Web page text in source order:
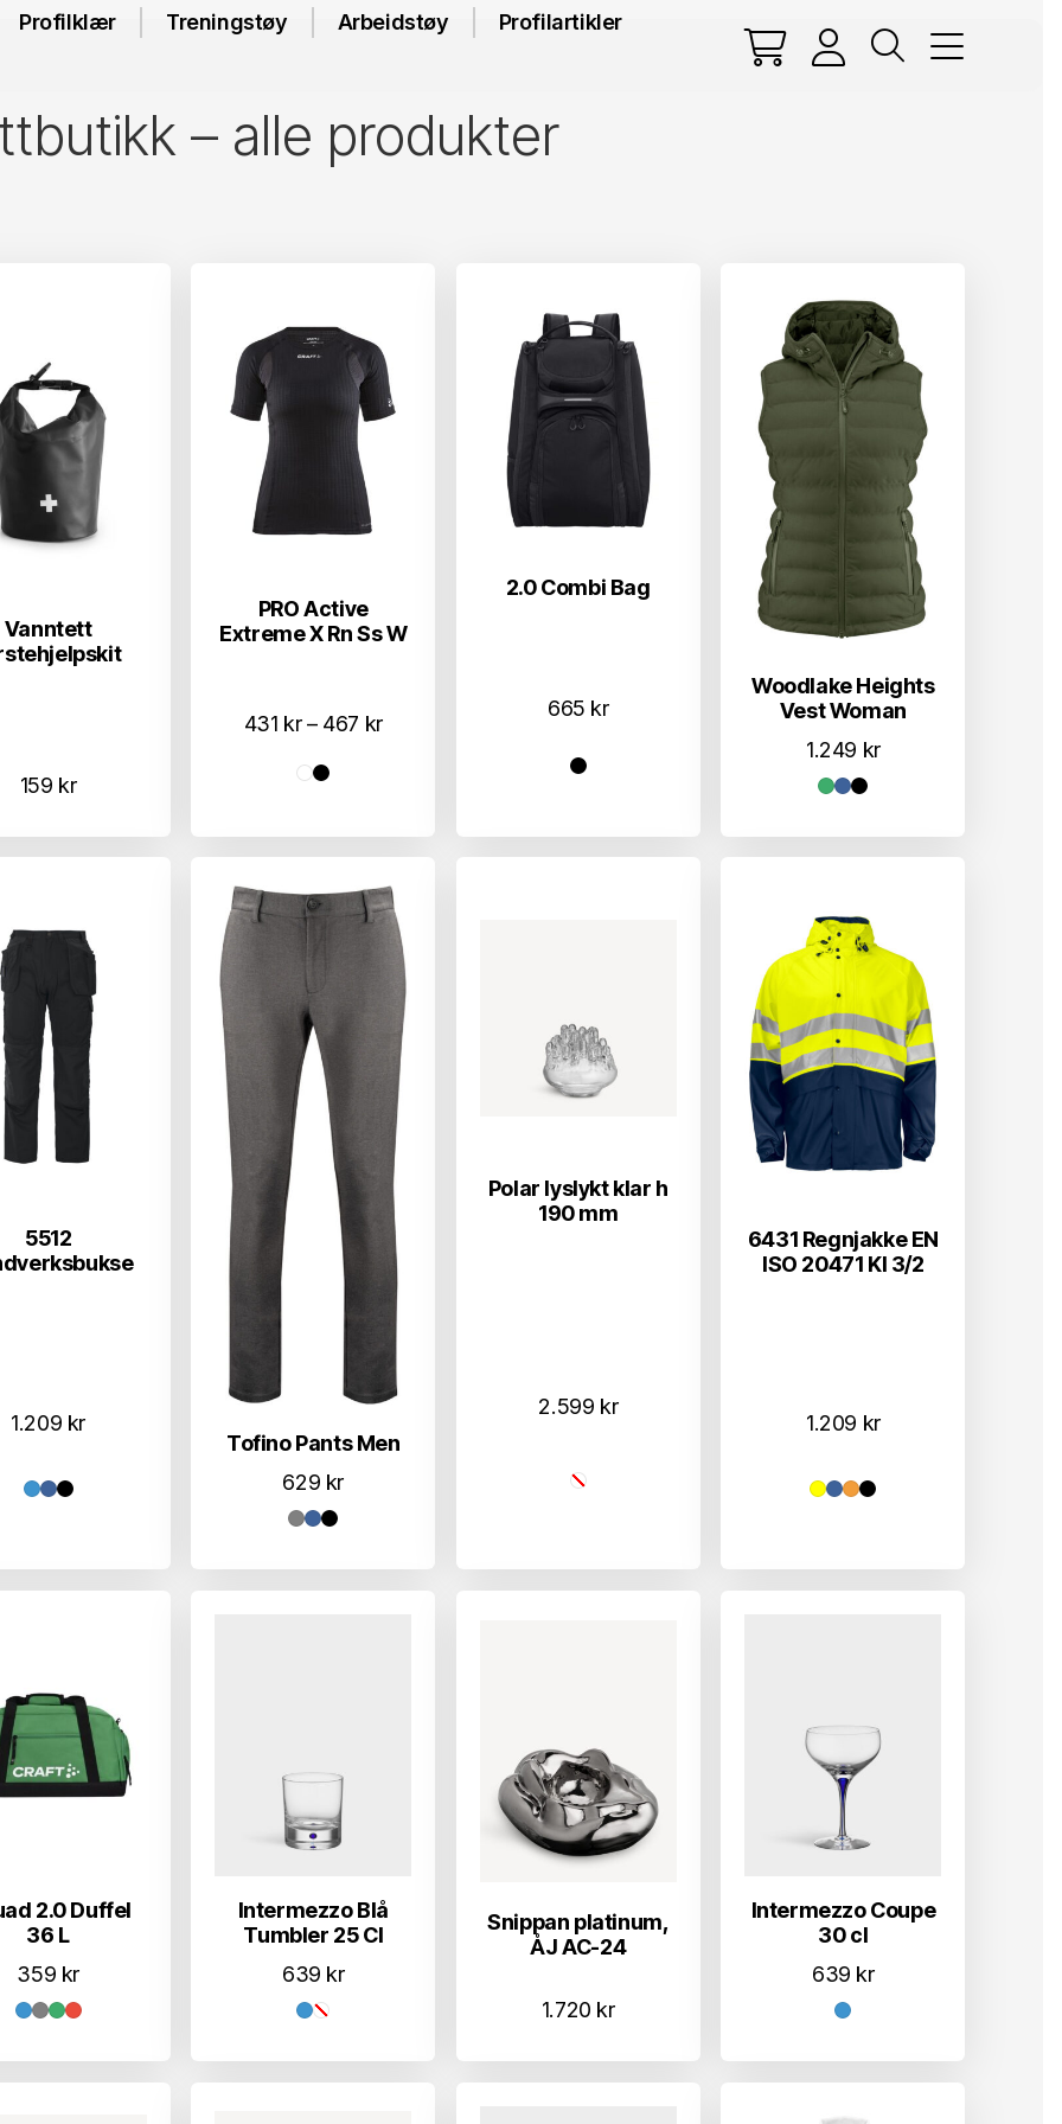
Profilklær Treningstøy Arbeidstøy Profilartikler
– alle produkter
Vanntett
159 kr
PRO Active
Extreme X Rn Ss W
431 kr – 467 krPrisområde:
2.0 Combi Bag
665 kr
Woodlake Heights
Vest Woman
1.249 kr
5512
1.209 kr
Tofino Pants Men
629 kr
Polar lyslykt klar h
190 mm
2.599 kr
6431 Regnjakke EN
ISO 20471 Kl 3/2
1.209 kr
2.0 Duffel
36 L
359 kr
Intermezzo Blå
Tumbler 25 Cl
639 kr
Snippan platinum,
ÅJ AC-24
1.720 kr
Intermezzo Coupe
30 cl
639 kr